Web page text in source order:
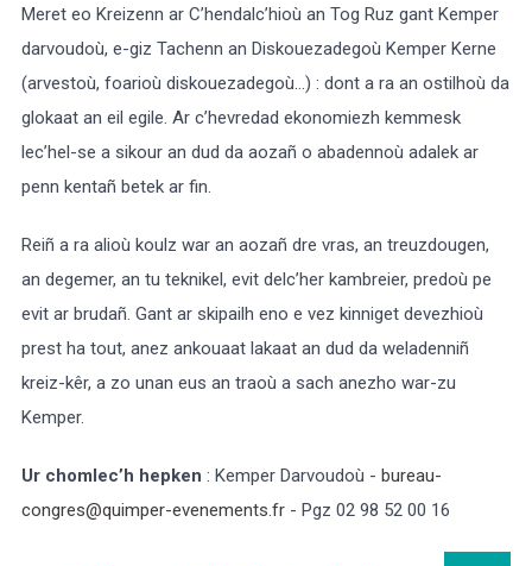
Meret eo Kreizenn ar C’hendalc’hioù an Tog Ruz gant Kemper
darvoudoù, e-giz Tachenn an Diskouezadegoù Kemper Kerne
(arvestoù, foarioù diskouezadegoù…) : dont a ra an ostilhoù da
glokaat an eil egile. Ar c’hevredad ekonomiezh kemmesk
lec’hel-se a sikour an dud da aozañ o abadennoù adalek ar
penn kentañ betek ar fin.
Reiñ a ra alioù koulz war an aozañ dre vras, an treuzdougen,
an degemer, an tu teknikel, evit delc’her kambreier, predoù pe
evit ar brudañ. Gant ar skipailh eno e vez kinniget devezhioù
prest ha tout, anez ankouaat lakaat an dud da weladenniñ
kreiz-kêr, a zo unan eus an traoù a sach anezho war-zu
Kemper.
Ur chomlec’h hepken : Kemper Darvoudoù - bureau-
congres@quimper-evenements.fr - Pgz 02 98 52 00 16